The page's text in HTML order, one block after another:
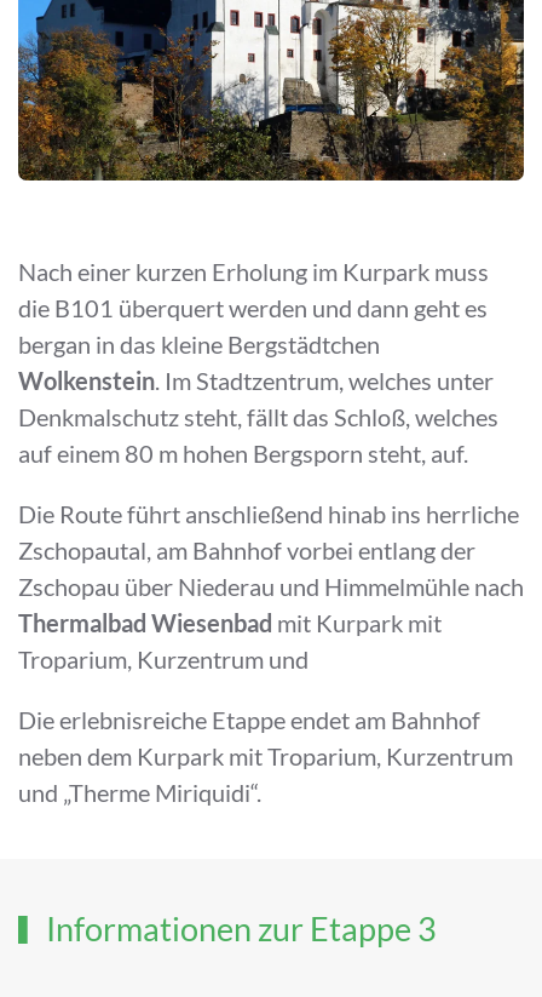
Nach einer kurzen Erholung im Kurpark muss
die B101 überquert werden und dann geht es
bergan in das kleine Bergstädtchen
Wolkenstein. Im Stadtzentrum, welches unter
Denkmalschutz steht, fällt das Schloß, welches
auf einem 80 m hohen Bergsporn steht, auf.
Die Route führt anschließend hinab ins herrliche
Zschopautal, am Bahnhof vorbei entlang der
Zschopau über Niederau und Himmelmühle nach
Thermalbad Wiesenbad mit Kurpark mit
Troparium, Kurzentrum und
Die erlebnisreiche Etappe endet am Bahnhof
neben dem Kurpark mit Troparium, Kurzentrum
und „Therme Miriquidi“.
Informationen zur Etappe 3